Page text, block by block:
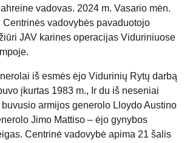
vadovas. 2024 m. Vasario mėn.
Centrinės vadovybės pavaduotojo
JAV karines operacijas Viduriniuose
iš esmės ėjo Vidurinių Rytų darbą
įkurtas 1983 m., Ir du iš neseniai
armijos generolo Lloydo Austino
Jimo Mattiso – ėjo gynybos
Centrinė vadovybė apima 21 šalis